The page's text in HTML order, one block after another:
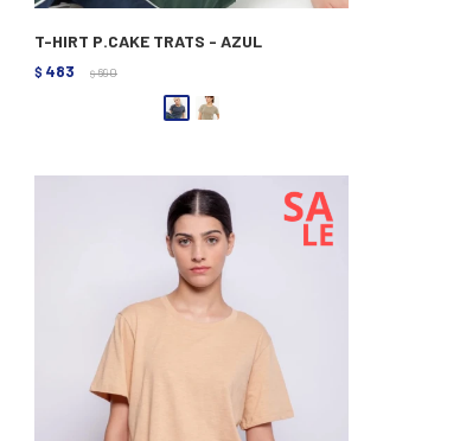
T-HIRT P.CAKE TRATS - AZUL
$ 483 $ 690